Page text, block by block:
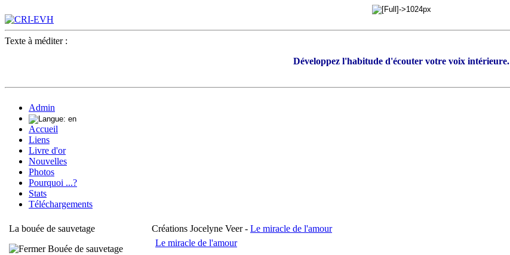
Texte à méditer :
Développez l'habitude d'écouter votre voix intérieure.
Admin
Accueil
Liens
Livre d'or
Nouvelles
Photos
Pourquoi ...?
Stats
Téléchargements
La bouée de sauvetage
Bouée de sauvetage
Créations Jocelyne Veer - Le miracle de l'amour
Le miracle de l'amour